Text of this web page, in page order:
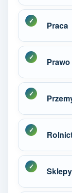
Praca
Prawo
Sklepy